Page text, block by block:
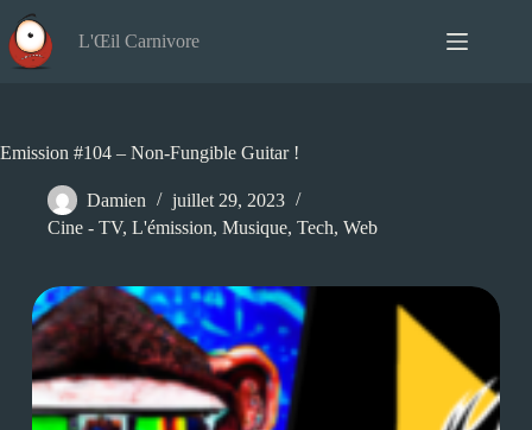
au
contenu
L'Œil Carnivore
Emission #104 – Non-Fungible Guitar !
Damien
juillet 29, 2023
Cine - TV, L'émission, Musique, Tech, Web